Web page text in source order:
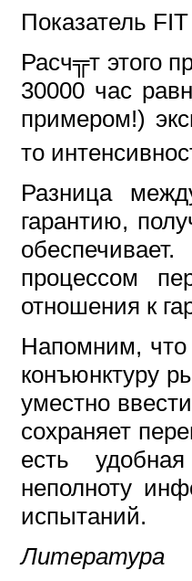
Показатель
Расч╦т этого
30000 час
примером!)
то
Разница
гарантию,
процессом
отношения к
Напомним, что
конъюнктуру
уместно
сохраняет
есть
неполноту
испытаний.
Литература